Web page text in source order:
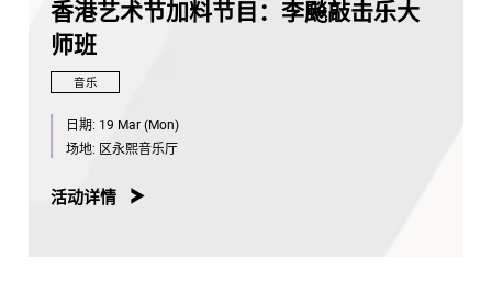
香港艺术节加料节目：李飈敲击乐大
师班
音乐
日期: 19 Mar (Mon)
场地: 区永熙音乐厅
活动详情